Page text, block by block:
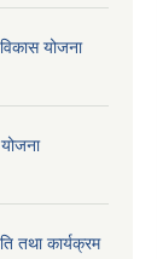
योजना
तथा कार्यक्रम